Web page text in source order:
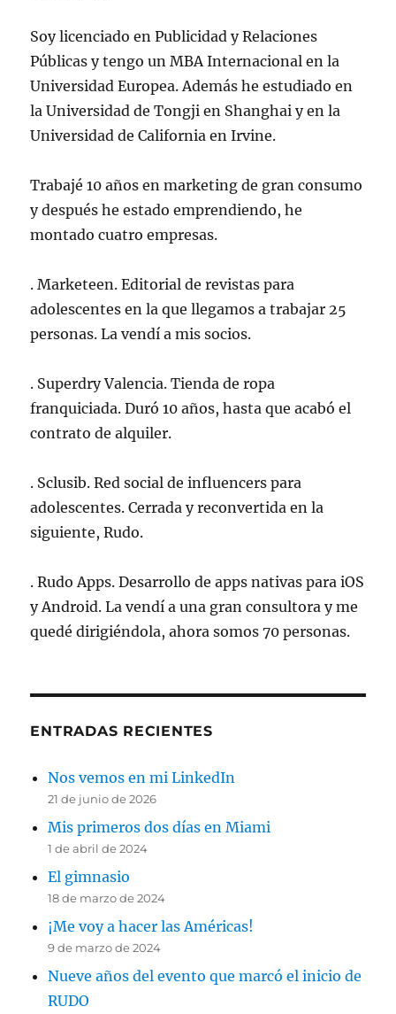
Soy licenciado en Publicidad y Relaciones
Públicas y tengo un MBA Internacional en la
Universidad Europea. Además he estudiado en
la Universidad de Tongji en Shanghai y en la
Universidad de California en Irvine.
Trabajé 10 años en marketing de gran consumo
y después he estado emprendiendo, he
montado cuatro empresas.
. Marketeen. Editorial de revistas para
adolescentes en la que llegamos a trabajar 25
personas. La vendí a mis socios.
. Superdry Valencia. Tienda de ropa
franquiciada. Duró 10 años, hasta que acabó el
contrato de alquiler.
. Sclusib. Red social de influencers para
adolescentes. Cerrada y reconvertida en la
siguiente, Rudo.
. Rudo Apps. Desarrollo de apps nativas para iOS
y Android. La vendí a una gran consultora y me
quedé dirigiéndola, ahora somos 70 personas.
ENTRADAS RECIENTES
Nos vemos en mi LinkedIn
21 de junio de 2026
Mis primeros dos días en Miami
1 de abril de 2024
El gimnasio
18 de marzo de 2024
¡Me voy a hacer las Américas!
9 de marzo de 2024
Nueve años del evento que marcó el inicio de
RUDO